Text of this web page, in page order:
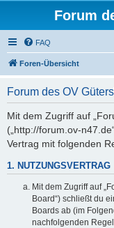
Forum
FAQ
Foren-Übersicht
Forum des OV
Mit dem Zugriff auf
(„http://forum.ov-
Vertrag mit folgenden
1. NUTZUNGSVERTRAG
Mit dem Zugriff auf
Board“) schließt du
Boards ab (im
nachfolgenden